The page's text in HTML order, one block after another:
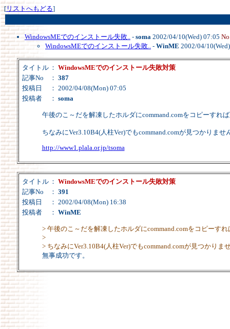
[リストへもどる]
WindowsMEでのインストール失敗.. - soma 2002/04/10(Wed) 07:05
WindowsMEでのインストール失敗.. - WinME 2002/04/
タイトル ： WindowsMEでのインストール失敗対策
記事No
： 387
投稿日
： 2002/04/08(Mon) 07:05
投稿者
： soma
午後のこ～だを解凍したホルダにcommand.comをコピーすれ
ちなみにVer3.10B4(人柱Ver)でもcommand.comが見つかりま
http://www1.plala.or.jp/tsoma
タイトル ： WindowsMEでのインストール失敗対策
記事No
： 391
投稿日
： 2002/04/08(Mon) 16:38
投稿者
： WinME
> 午後のこ～だを解凍したホルダにcommand.comをコピーす
>
> ちなみにVer3.10B4(人柱Ver)でもcommand.comが見つかり
無事成功です。